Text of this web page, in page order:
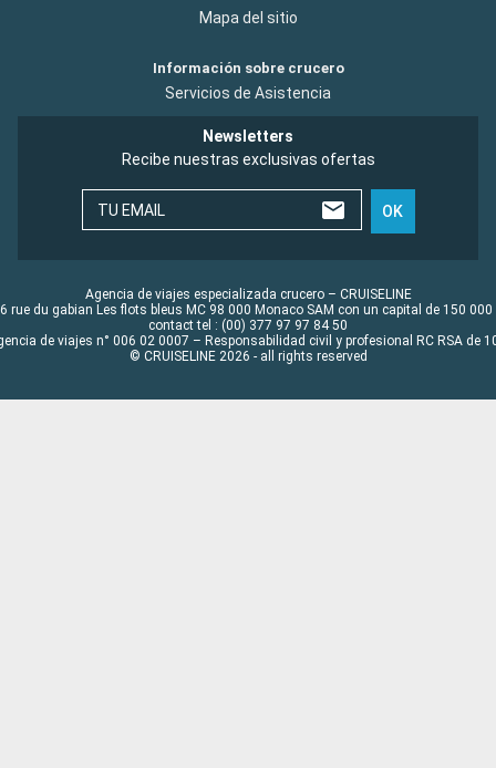
Mapa del sitio
Información sobre crucero
Servicios de Asistencia
Newsletters
Recibe nuestras exclusivas ofertas
TU EMAIL OK
Agencia de viajes especializada crucero – CRUISELINE
rue du gabian Les flots bleus MC 98 000 Monaco SAM con un capital de 150 000
contact tel : (00) 377 97 97 84 50
de viajes n° 006 02 0007 – Responsabilidad civil y profesional RC RSA de
© CRUISELINE 2026 - all rights reserved